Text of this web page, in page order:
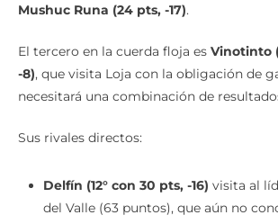
Mushuc Runa (24 pts, -17).
El tercero en la cuerda floja es Vinotinto
-8), que visita Loja con la obligación de
necesitará una combinación de
Sus rivales directos:
Delfín (12° con 30 pts, -16) visita al
del Valle (63 puntos), que aún no